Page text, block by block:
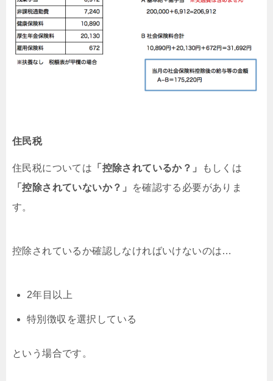
住民税
住民税については 「控除されているか？」
もしくは
「控除されていないか？」
を確認する必要がありま
す。
控除されているか確認しなければいけないのは…
2年目以上
特別徴収を選択している
という場合です。